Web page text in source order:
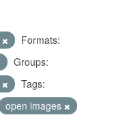
Formats:
Groups:
Tags:
open images